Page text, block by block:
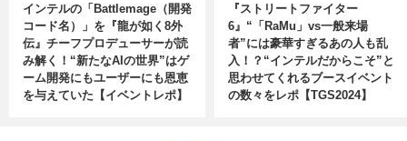
インテルの「Battlemage（開発
コード名）」を『龍が如く8外
伝』チーフプロデューサーが読
み解く！“新たなAIの世界”はゲ
ーム開発にもユーザーにも恩恵
を与えていた【イベントレポ】
『ストリートファイター
6』“「RaMu」vs一般来場
者”には豪華すぎるあの人も乱
入！？“インテルだからこそ”と
思わせてくれるブースイベント
の数々をレポ【TGS2024】